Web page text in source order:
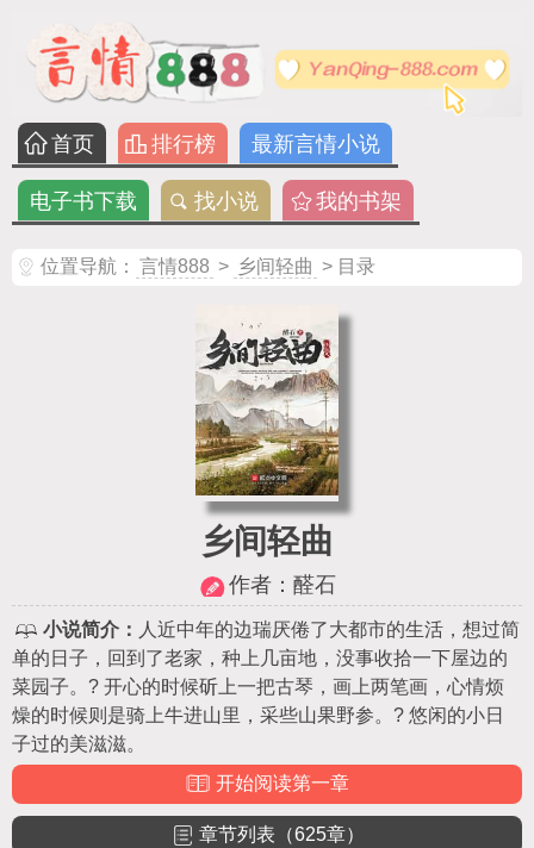
首页 排行榜 最新言情小说
电子书下载 找小说 我的书架
位置导航： 言情888 > 乡间轻曲 > 目录
乡间轻曲
作者： 醛石
小说简介： 人近中年的边瑞厌倦了大都市的生活，想过简
单的日子，回到了老家，种上几亩地，没事收拾一下屋边的
菜园子。? 开心的时候斫上一把古琴，画上两笔画，心情烦
燥的时候则是骑上牛进山里，采些山果野参。? 悠闲的小日
子过的美滋滋。
开始阅读第一章
章节列表（625章）